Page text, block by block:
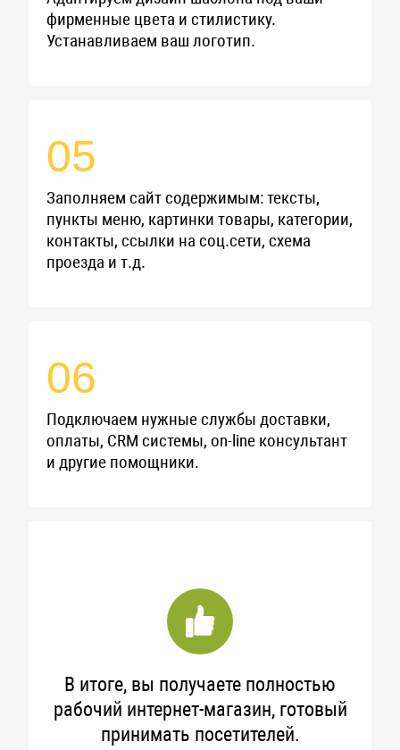
фирменные цвета и стилистику.
Устанавливаем ваш логотип.
05
Заполняем сайт содержимым: тексты,
пункты меню, картинки товары, категории,
контакты, ссылки на соц.сети, схема
проезда и т.д.
06
Подключаем нужные службы доставки,
оплаты, CRM системы, on-line консультант
и другие помощники.
В итоге, вы получаете полностью
рабочий интернет-магазин, готовый
принимать посетителей.